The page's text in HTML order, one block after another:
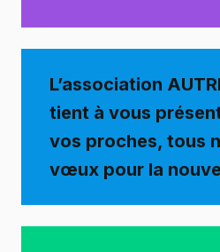
L’association
tient à vous
vos proches, tous
vœux pour la